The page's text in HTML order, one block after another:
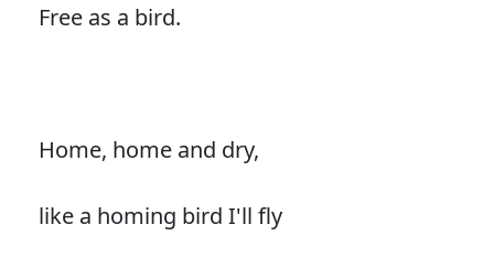
Free as a bird.
Home, home and dry,
like a homing bird I'll fly